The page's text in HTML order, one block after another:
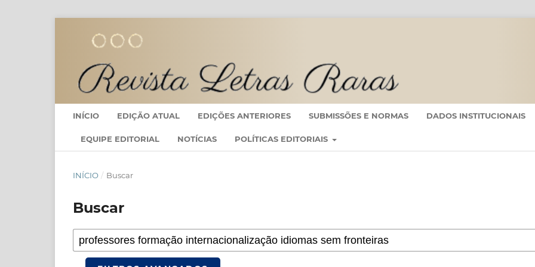
INÍCIO EDIÇÃO ATUAL EDIÇÕES ANTERIORES SUBMISSÕES E NORMAS DADOS INSTITUCIONAIS
EQUIPE EDITORIAL NOTÍCIAS POLÍTICAS EDITORIAIS
INÍCIO / Buscar
Buscar